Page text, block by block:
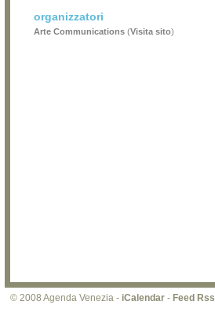
organizzatori
Arte Communications (Visita sito)
© 2008 Agenda Venezia - iCalendar - Feed Rss